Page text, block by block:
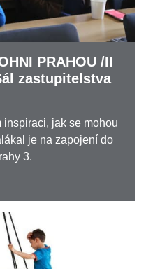
PRAHOU /II
zastupitelstva
jak se mohou
je na zapojení do
3.